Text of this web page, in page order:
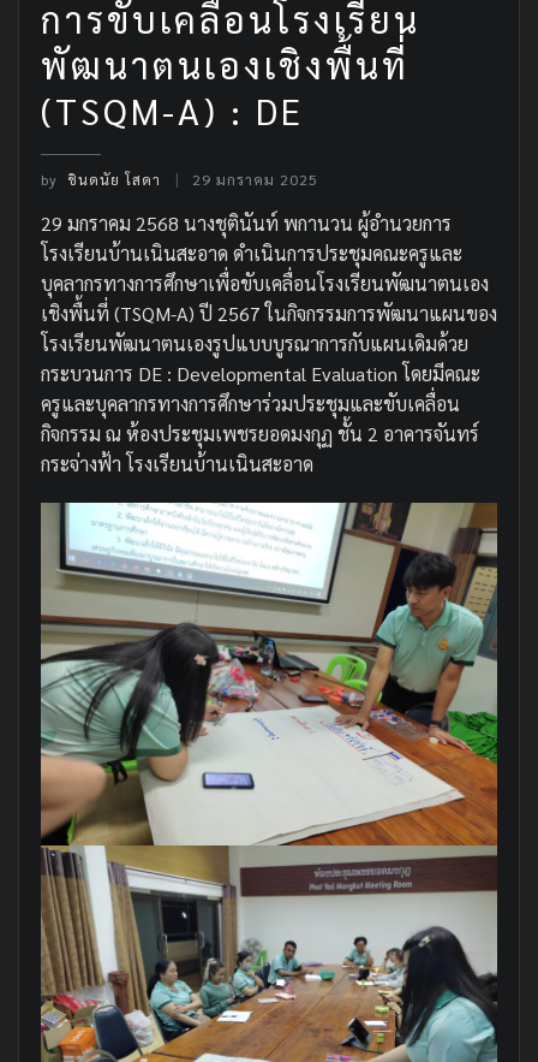
การขับเคลื่อนโรงเรียน
พัฒนาตนเองเชิงพื้นที่
(TSQM-A) : DE
by ชินดนัย โสดา 29 มกราคม 2025
29 มกราคม 2568 นางชุตินันท์ พกานวน ผู้อำนวยการ
โรงเรียนบ้านเนินสะอาด ดำเนินการประชุมคณะครูและ
บุคลากรทางการศึกษาเพื่อขับเคลื่อนโรงเรียนพัฒนาตนเอง
เชิงพื้นที่ (TSQM-A) ปี 2567 ในกิจกรรมการพัฒนาแผนของ
โรงเรียนพัฒนาตนเองรูปแบบบูรณาการกับแผนเดิมด้วย
กระบวนการ DE : Developmental Evaluation โดยมีคณะ
ครูและบุคลากรทางการศึกษาร่วมประชุมและขับเคลื่อน
กิจกรรม ณ ห้องประชุมเพชรยอดมงกุฏ ชั้น 2 อาคารจันทร์
กระจ่างฟ้า โรงเรียนบ้านเนินสะอาด